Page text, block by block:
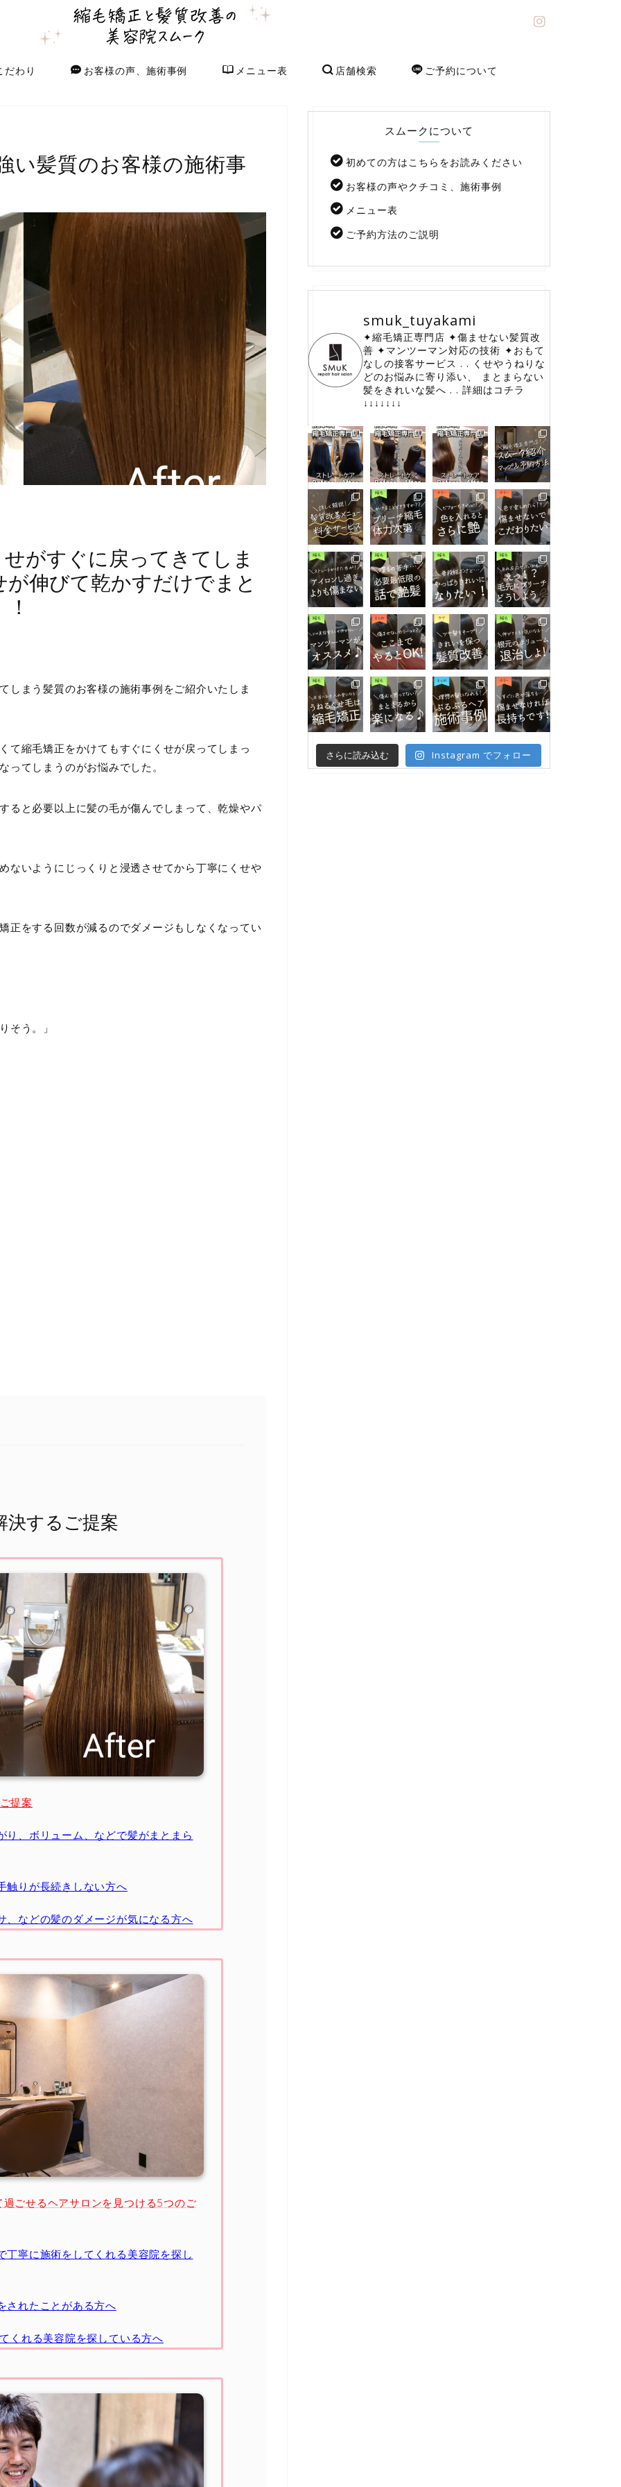
だわり お客様の声、施術事例 メニュー表 店舗検索 ご予約について
い髪質のお客様の施術事
がすぐに戻ってきてしま
伸びて乾かすだけでまと
しまう髪質のお客様の施術事例をご紹介いたしま
て縮毛矯正をかけてもすぐにくせが戻ってしまっ
ってしまうのがお悩みでした。
ると必要以上に髪の毛が傷んでしまって、乾燥やパ
ないようにじっくりと浸透させてから丁寧にくせや
正をする回数が減るのでダメージもしなくなってい
そう。」
決するご提案
提案
、ボリューム、などで髪がまとまら
りが長続きしない方へ
などの髪のダメージが気になる方へ
ごせるヘアサロンを見つける5つのご
寧に施術をしてくれる美容院を探し
れたことがある方へ
くれる美容院を探している方へ
スムークについて
初めての方はこちらをお読みください
お客様の声やクチコミ、施術事例
メニュー表
ご予約方法のご説明
smuk_tuyakami
✦縮毛矯正専門店 ✦傷ませない髪質改
善 ✦マンツーマン対応の技術 ⁡✦おもて
なしの接客サービス . . くせやうねりな
どのお悩みに寄り添い、
⁡まとまらない
髪をきれいな髪へ . . 詳細はコチラ
↓↓↓↓↓↓↓
さらに読み込む Instagram でフォロー